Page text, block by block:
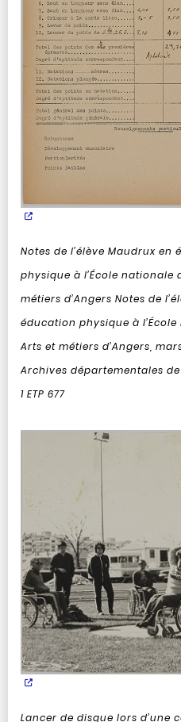
Notes de l’élève Maudrux en
physique à l’École nationale
métiers d’Angers Notes de
éducation physique à
Arts et métiers d’Angers,
Archives départementales
1 ETP 677
Lancer de disque lors d’une